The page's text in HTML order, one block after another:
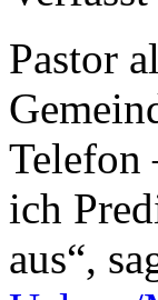
Pastor
Telefon
ich
aus“,